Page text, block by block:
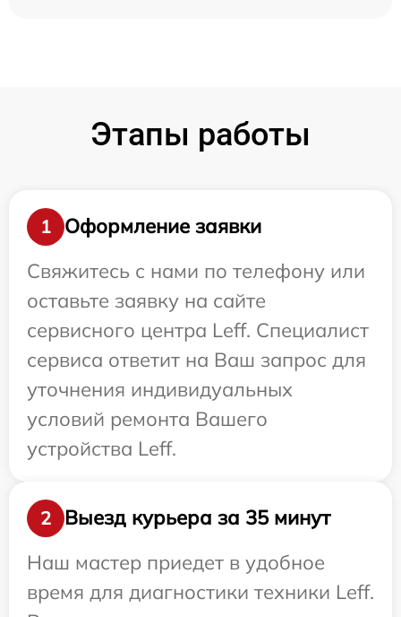
Этапы работы
1
Оформление заявки
Свяжитесь с нами по телефону или
оставьте заявку на сайте
сервисного центра Leff. Специалист
сервиса ответит на Ваш запрос для
уточнения индивидуальных
условий ремонта Вашего
устройства Leff.
2
Выезд курьера за 35 минут
Наш мастер приедет в удобное
время для диагностики техники Leff.